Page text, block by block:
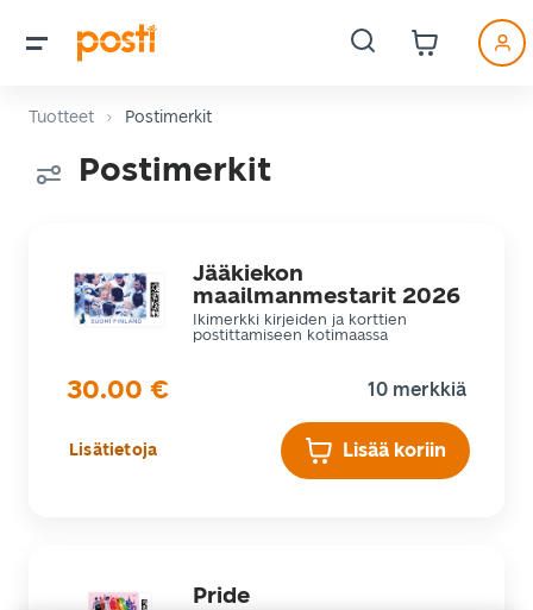
Tuotteet Postimerkit
Postimerkit
Jääkiekon
maailmanmestarit 2026
Ikimerkki kirjeiden ja korttien
postittamiseen kotimaassa
30.00 € 10 merkkiä
Lisätietoja Lisää koriin
Pride